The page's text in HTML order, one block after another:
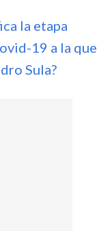
la etapa
19 a la que
Sula?